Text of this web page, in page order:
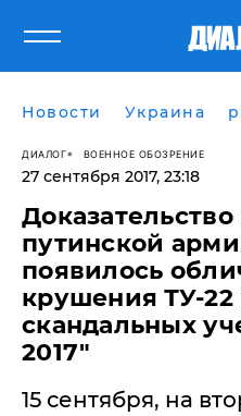
Новости Украина
ДИАЛОГ ВОЕННОЕ ОБОЗРЕНИЕ
27 сентября 2017, 23:18
путинской
появилось
крушения ТУ-
скандальных
2017"
15 сентября, на